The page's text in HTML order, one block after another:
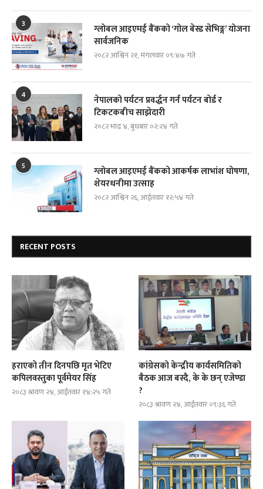
3
ग्लोबल आइएमई बैंकको ‘गोल बेस्ड सेभिङ्ग’ योजना
सार्वजनिक
२०८२ आश्विन २१, मंगलवार ०९:४७ गते
4
नेपालको पर्यटन प्रवर्द्धन गर्न पर्यटन बोर्ड र
टिकटकबीच साझेदारी
२०८२ भाद्र ४, बुधबार ०२:२४ गते
5
ग्लोबल आइएमई बैंकको आकर्षक लाभांश घोषणा,
शेयरधनीमा उत्साह
२०८२ आश्विन २६, आईतवार १२:५४ गते
RECENT POSTS
हराएको तीन दिनपछि मृत भेटिए
कपिलवस्तुका पूर्वमेयर सिंह
२०८३ श्रावण २४, आईतवार १४:२५ गते
कांग्रेसको केन्द्रीय कार्यसमितिको
बैठक आज बस्दै, के के छन् एजेण्डा
?
२०८३ श्रावण २४, आईतवार ०९:३६ गते